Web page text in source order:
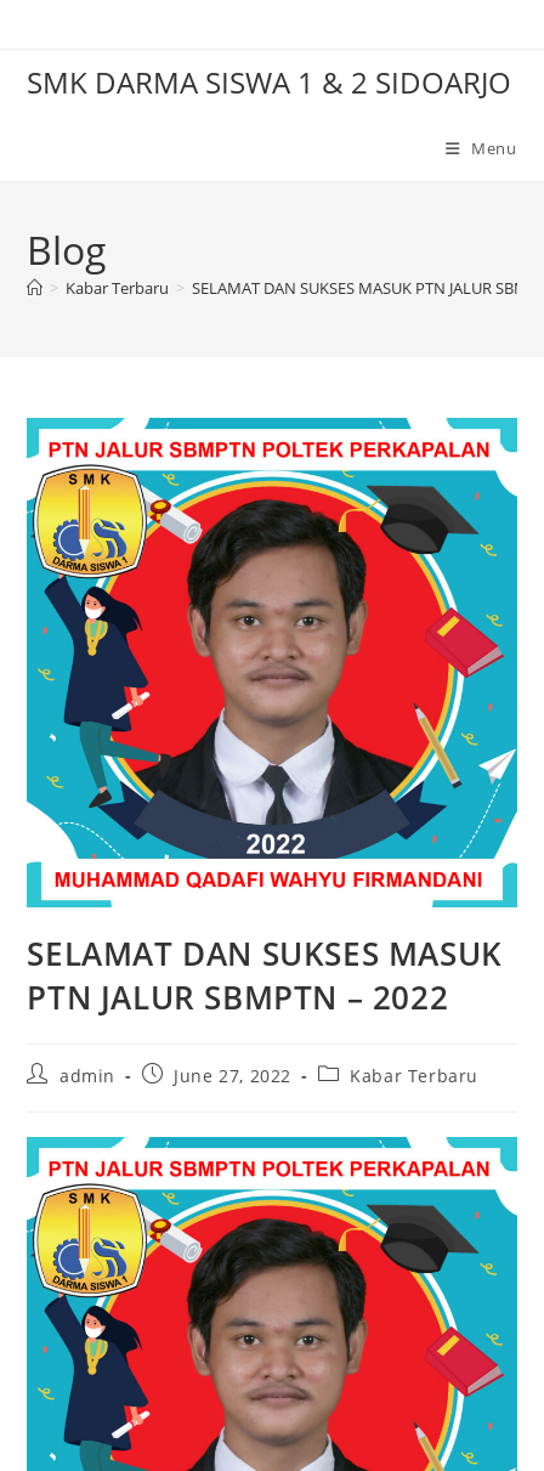
contentSMK DARMA SISWA 1 & 2 SIDOARJO
Menu
Blog
> Kabar Terbaru > SELAMAT DAN SUKSES MASUK PTN JALUR
SELAMAT DAN SUKSES MASUK
PTN JALUR SBMPTN – 2022
Postadmin
PostJune 27, 2022
PostKabar Terbaru